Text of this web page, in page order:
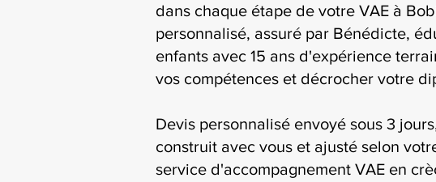
dans chaque étape de votre VAE à
personnalisé, assuré par Bénédicte,
enfants avec 15 ans d'expérience
vos compétences et décrocher votre
Devis personnalisé envoyé sous 3
construit avec vous et ajusté selon
service d'accompagnement VAE en